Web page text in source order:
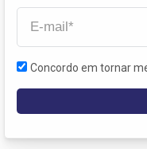
Concordo em tornar